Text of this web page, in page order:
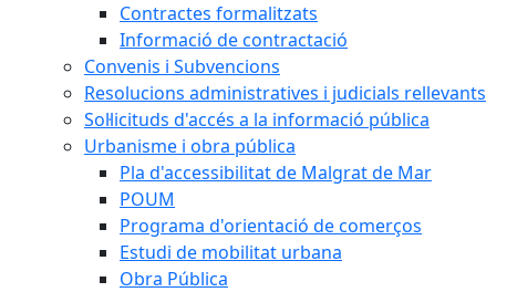
Contractes formalitzats
Informació de contractació
Convenis i Subvencions
Resolucions administratives i judicials rellevants
Sol·licituds d'accés a la informació pública
Urbanisme i obra pública
Pla d'accessibilitat de Malgrat de Mar
POUM
Programa d'orientació de comerços
Estudi de mobilitat urbana
Obra Pública